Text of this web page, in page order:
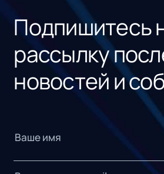
Подпишитесь
рассылку
новостей и